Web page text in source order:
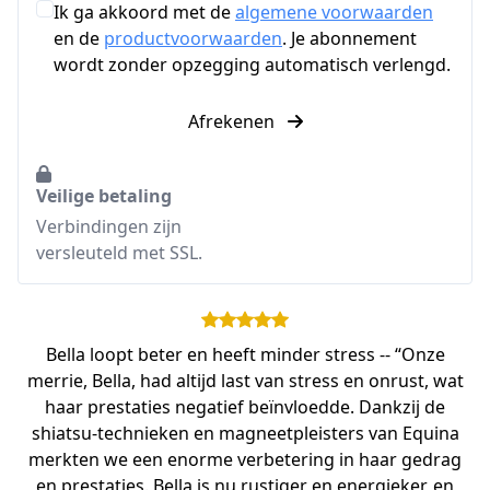
Ik ga akkoord met dealgemene voorwaarden
en de productvoorwaarden. Je abonnement
wordt zonder opzegging automatisch verlengd.
Afrekenen
Veilige betaling
Verbindingen zijn
versleuteld met SSL.
Bella loopt beter en heeft minder stress -- “Onze
merrie, Bella, had altijd last van stress en onrust, wat
haar prestaties negatief beïnvloedde. Dankzij de
shiatsu-technieken en magneetpleisters van Equina
merkten we een enorme verbetering in haar gedrag